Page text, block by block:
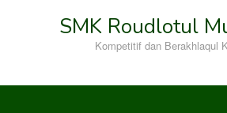
SMK Roudlotul
Kompetitif dan Berakhlaqul